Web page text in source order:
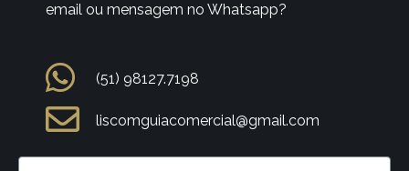
email ou mensagem no Whatsapp?
(51) 98127.7198
liscomguiacomercial@gmail.com